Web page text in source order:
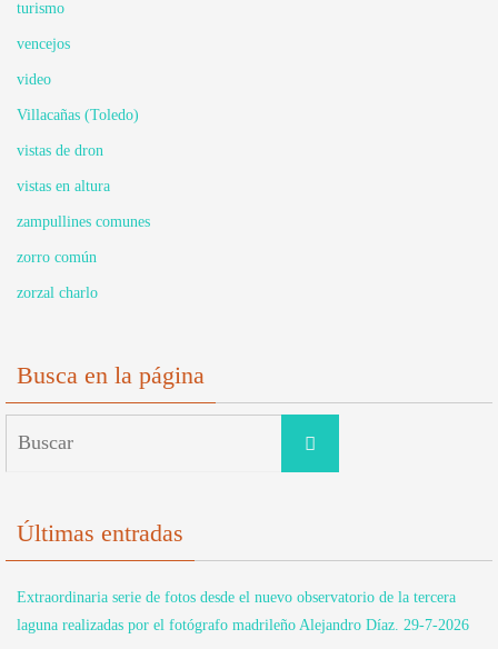
turismo
vencejos
video
Villacañas (Toledo)
vistas de dron
vistas en altura
zampullines comunes
zorro común
zorzal charlo
Busca en la página
Buscar
Últimas entradas
Extraordinaria serie de fotos desde el nuevo observatorio de la tercera
laguna realizadas por el fotógrafo madrileño Alejandro Díaz. 29-7-2026